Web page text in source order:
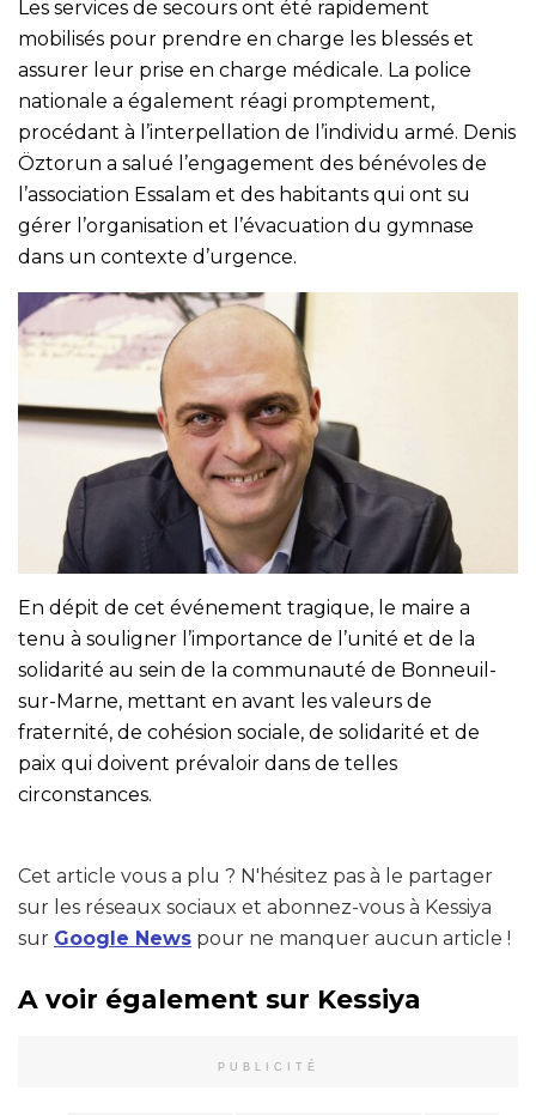
Les services de secours ont été rapidement
mobilisés pour prendre en charge les blessés et
assurer leur prise en charge médicale. La police
nationale a également réagi promptement,
procédant à l’interpellation de l’individu armé. Denis
Öztorun a salué l’engagement des bénévoles de
l’association Essalam et des habitants qui ont su
gérer l’organisation et l’évacuation du gymnase
dans un contexte d’urgence.
En dépit de cet événement tragique, le maire a
tenu à souligner l’importance de l’unité et de la
solidarité au sein de la communauté de Bonneuil-
sur-Marne, mettant en avant les valeurs de
fraternité, de cohésion sociale, de solidarité et de
paix qui doivent prévaloir dans de telles
circonstances.
Cet article vous a plu ? N'hésitez pas à le partager
sur les réseaux sociaux et abonnez-vous à Kessiya
sur Google News pour ne manquer aucun article !
A voir également sur Kessiya
PUBLICITÉ